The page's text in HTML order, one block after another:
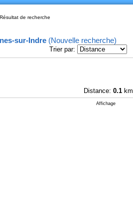
de recherche
sur-Indre(Nouvelle recherche)
Trier par:
Distance: 0.1km
Affichage